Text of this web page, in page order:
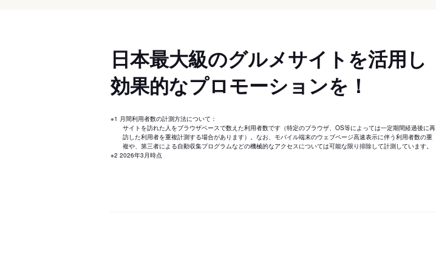
日本最大級のグルメサイトを活用し
効果的なプロモーションを！
※1 月間利用者数の計測方法について：
サイトを訪れた人をブラウザベースで数えた利用者数です（特定のブラウザ、OS等によっては一定期間経過後に再
訪した利用者を重複計測する場合があります）。なお、モバイル端末のウェブページ高速表示に伴う利用者数の重
複や、第三者による自動収集プログラムなどの機械的なアクセスについては可能な限り排除して計測しています。
※2 2026年3月時点